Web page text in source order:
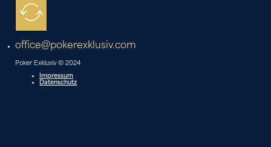
office@pokerexklusiv.com
Poker Exklusiv © 2024
Impressum
Datenschutz